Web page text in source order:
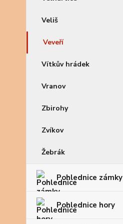
Veliš
Veveří
Vítkův hrádek
Vranov
Zbirohy
Zvíkov
Žebrák
Pohlednice zámky
Pohlednice hory